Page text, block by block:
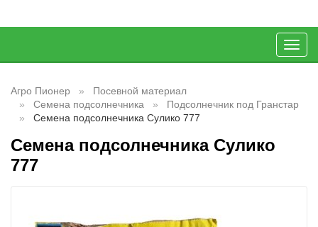
Агро Пионер
Посевной материал
Семена подсолнечника
Подсолнечник под Гранстар
Семена подсолнечника Сулико 777
Семена подсолнечника Сулико
777